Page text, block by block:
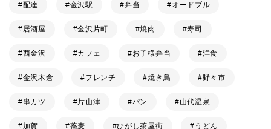
配達 金沢駅 弁当 オードブル
居酒屋 金沢片町 焼肉 寿司
西金沢 カフェ お子様弁当 洋食
金沢木倉 フレンチ 焼き鳥 野々市
串カツ 片山津 パン 山代温泉
加賀 蕎麦 ひがし茶屋街 うどん